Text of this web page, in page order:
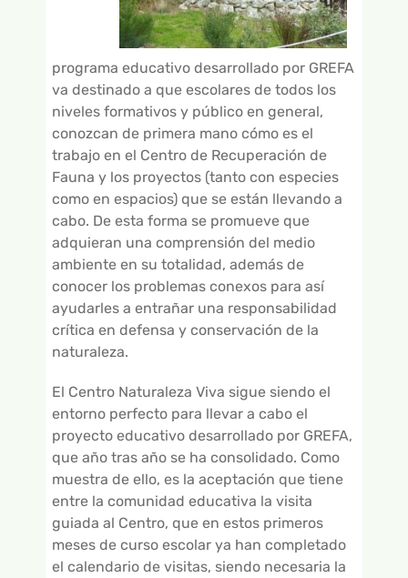
GALERÍA DE VÍDEOS
programa educativo desarrollado por GREFA
va destinado a que escolares de todos los
niveles formativos y público en general,
conozcan de primera mano cómo es el
trabajo en el Centro de Recuperación de
Fauna y los proyectos (tanto con especies
como en espacios) que se están llevando a
cabo. De esta forma se promueve que
adquieran una comprensión del medio
ambiente en su totalidad, además de
conocer los problemas conexos para así
ayudarles a entrañar una responsabilidad
crítica en defensa y conservación de la
naturaleza.
El Centro Naturaleza Viva sigue siendo el
entorno perfecto para llevar a cabo el
proyecto educativo desarrollado por GREFA,
que año tras año se ha consolidado. Como
muestra de ello, es la aceptación que tiene
entre la comunidad educativa la visita
guiada al Centro, que en estos primeros
meses de curso escolar ya han completado
el calendario de visitas, siendo necesaria la